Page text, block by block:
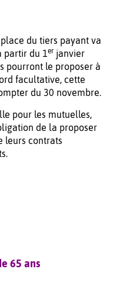
du tiers payant va
partir du 1er janvier
pourront le proposer à
facultative, cette
du 30 novembre.
pour les mutuelles,
de la proposer
leurs contrats
65 ans